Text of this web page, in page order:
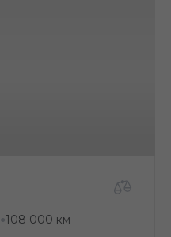
●108 000 км